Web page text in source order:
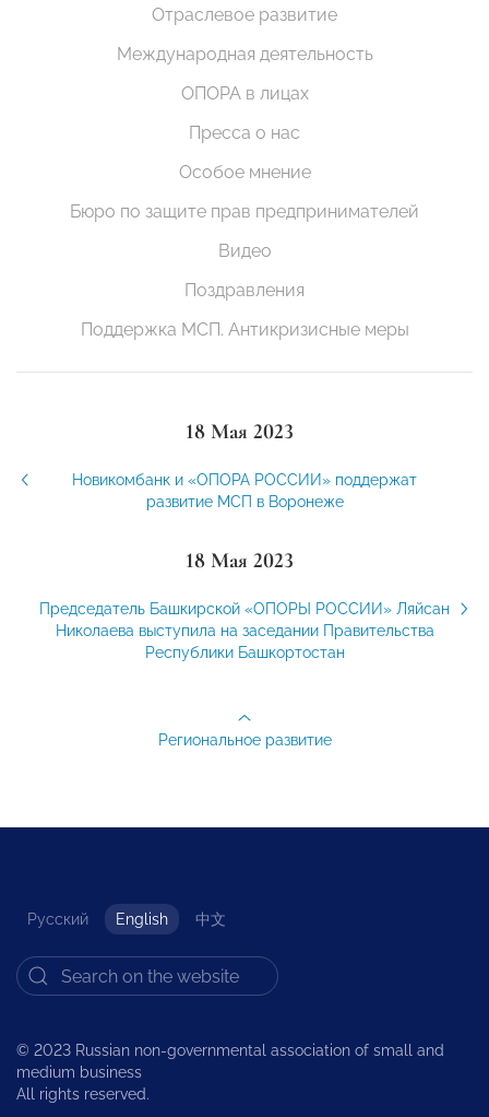
Отраслевое развитие
Международная деятельность
ОПОРА в лицах
Пресса о нас
Особое мнение
Бюро по защите прав предпринимателей
Видео
Поздравления
Поддержка МСП. Антикризисные меры
18 Мая 2023
Новикомбанк и «ОПОРА РОССИИ» поддержат
развитие МСП в Воронеже
18 Мая 2023
Председатель Башкирской «ОПОРЫ РОССИИ» Ляйсан
Николаева выступила на заседании Правительства
Республики Башкортостан
Региональное развитие
Русский English 中文
© 2023 Russian non-governmental association of small and
medium business
All rights reserved.